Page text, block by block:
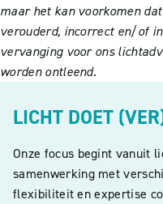
maar het kan voorkomen
verouderd, incorrect en/of
vervanging voor ons
worden ontleend.
LICHT DOET
Onze focus begint vanuit
samenwerking met
flexibiliteit en expertise